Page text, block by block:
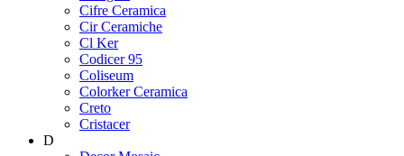
Cifre Ceramica
Cir Ceramiche
Cl Ker
Codicer 95
Coliseum
Colorker Ceramica
Creto
Cristacer
D